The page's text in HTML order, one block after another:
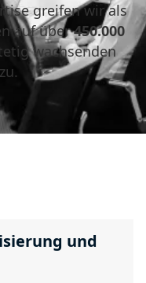
greifen wir als
auf über450.000
wachsenden
und